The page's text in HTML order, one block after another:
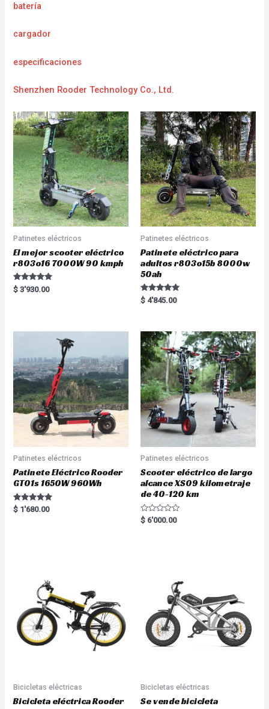
batería
cargador
especificaciones
Shenzhen Rooder Technology Co., Ltd.
Patinetes eléctricos
El mejor scooter eléctrico
r803o16 7000W 90 kmph
Rated
5.00
$ 3'930.00
Patinetes eléctricos
Patinete eléctrico para
adultos r803o15b 8000w
50ah
Rated
5.00
$ 4'845.00
Patinetes eléctricos
Patinete Eléctrico Rooder
GT01s 1650W 960Wh
Rated
5.00
$ 1'680.00
Patinetes eléctricos
Scooter eléctrico de largo
alcance XS09 kilometraje
de 40-120 km
R
a
$ 6'000.00
Bicicletas eléctricas
Bicicleta eléctrica Rooder
Bicicletas eléctricas
Se vende bicicleta